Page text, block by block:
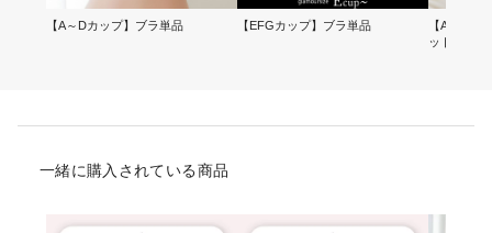
【A～Dカップ】ブラ単品 【EFGカップ】ブラ単品
【A～Dカ
ット
一緒に購入されている商品